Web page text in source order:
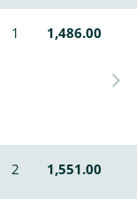
1 1,486.00
2 1,551.00